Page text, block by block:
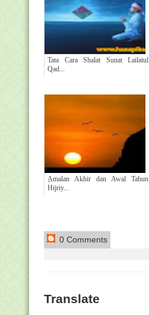
Tata Cara Shalat Sunat Lailatul
Qad...
ِAmalan Akhir dan Awal Tahun
Hijriy...
0 Comments
Translate